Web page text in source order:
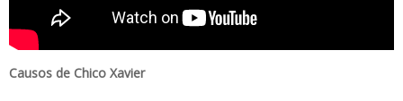
Causos de Chico Xavier